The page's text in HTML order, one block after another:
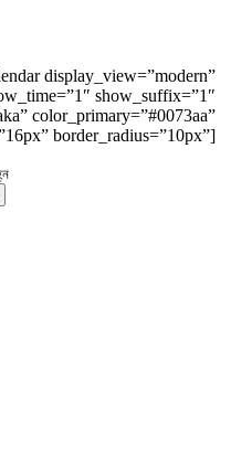
display_view=”modern”
show_suffix=”1″
color_primary=”#0073aa”
border_radius=”10px”]